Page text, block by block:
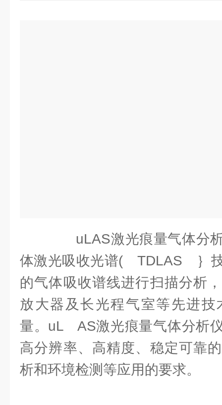
uLAS激光痕量气体分析
体激光吸收光谱( TDLAS ｝
的气体吸收谱线进行扫描分析
放大器及长光程气室等先进
量。uL AS激光痕量气体分析
高分辨率、高精度、稳定可靠
析和环境检测等应用的要求。